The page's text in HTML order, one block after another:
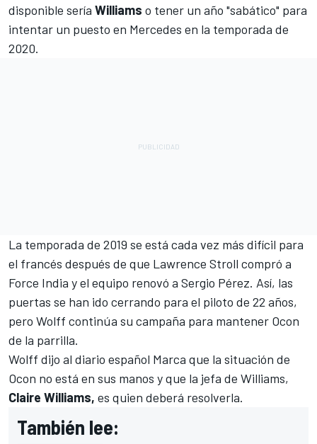
disponible sería Williams o tener un año "sabático" para
intentar un puesto en Mercedes en la temporada de
2020.
La temporada de 2019 se está cada vez más difícil para
el francés después de que Lawrence Stroll compró a
Force India y el equipo renovó a Sergio Pérez. Así, las
puertas se han ido cerrando para el piloto de 22 años,
pero Wolff continúa su campaña para mantener Ocon
de la parrilla.
Wolff dijo al diario español Marca que la situación de
Ocon no está en sus manos y que la jefa de Williams,
Claire Williams, es quien deberá resolverla.
También lee: